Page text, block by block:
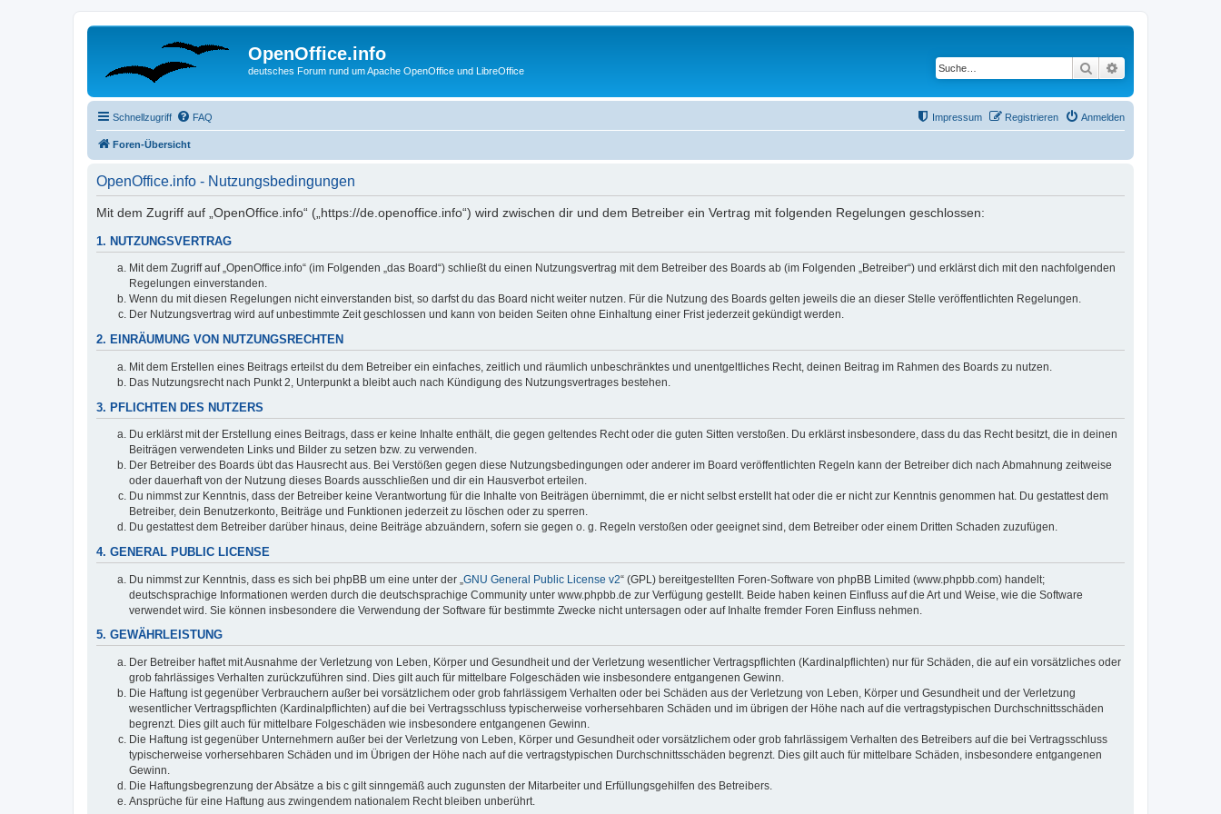
OpenOffice.info
deutsches Forum rund um Apache OpenOffice und LibreOffice Suche
Schnellzugriff FAQ Anmelden
Registrieren
Impressum
Foren-Übersicht
OpenOffice.info - Nutzungsbedingungen
Mit dem Zugriff auf „OpenOffice.info“ („https://de.openoffice.info“) wird zwischen dir und dem Betreiber ein Vertrag mit folgenden Regelungen geschlossen:
1. NUTZUNGSVERTRAG
Mit dem Zugriff auf „OpenOffice.info“ (im Folgenden „das Board“) schließt du einen Nutzungsvertrag mit dem Betreiber des Boards ab (im Folgenden „Betreiber“) und erklärst dich mit den nachfolgenden
Regelungen einverstanden.
Wenn du mit diesen Regelungen nicht einverstanden bist, so darfst du das Board nicht weiter nutzen. Für die Nutzung des Boards gelten jeweils die an dieser Stelle veröffentlichten Regelungen.
Der Nutzungsvertrag wird auf unbestimmte Zeit geschlossen und kann von beiden Seiten ohne Einhaltung einer Frist jederzeit gekündigt werden.
2. EINRÄUMUNG VON NUTZUNGSRECHTEN
Mit dem Erstellen eines Beitrags erteilst du dem Betreiber ein einfaches, zeitlich und räumlich unbeschränktes und unentgeltliches Recht, deinen Beitrag im Rahmen des Boards zu nutzen.
Das Nutzungsrecht nach Punkt 2, Unterpunkt a bleibt auch nach Kündigung des Nutzungsvertrages bestehen.
3. PFLICHTEN DES NUTZERS
Du erklärst mit der Erstellung eines Beitrags, dass er keine Inhalte enthält, die gegen geltendes Recht oder die guten Sitten verstoßen. Du erklärst insbesondere, dass du das Recht besitzt, die in deinen
Beiträgen verwendeten Links und Bilder zu setzen bzw. zu verwenden.
Der Betreiber des Boards übt das Hausrecht aus. Bei Verstößen gegen diese Nutzungsbedingungen oder anderer im Board veröffentlichten Regeln kann der Betreiber dich nach Abmahnung zeitweise
oder dauerhaft von der Nutzung dieses Boards ausschließen und dir ein Hausverbot erteilen.
Du nimmst zur Kenntnis, dass der Betreiber keine Verantwortung für die Inhalte von Beiträgen übernimmt, die er nicht selbst erstellt hat oder die er nicht zur Kenntnis genommen hat. Du gestattest dem
Betreiber, dein Benutzerkonto, Beiträge und Funktionen jederzeit zu löschen oder zu sperren.
Du gestattest dem Betreiber darüber hinaus, deine Beiträge abzuändern, sofern sie gegen o. g. Regeln verstoßen oder geeignet sind, dem Betreiber oder einem Dritten Schaden zuzufügen.
4. GENERAL PUBLIC LICENSE
Du nimmst zur Kenntnis, dass es sich bei phpBB um eine unter der „ GNU General Public License v2“ (GPL) bereitgestellten Foren-Software von phpBB Limited (www.phpbb.com) handelt;
deutschsprachige Informationen werden durch die deutschsprachige Community unter www.phpbb.de zur Verfügung gestellt. Beide haben keinen Einfluss auf die Art und Weise, wie die Software
verwendet wird. Sie können insbesondere die Verwendung der Software für bestimmte Zwecke nicht untersagen oder auf Inhalte fremder Foren Einfluss nehmen.
5. GEWÄHRLEISTUNG
Der Betreiber haftet mit Ausnahme der Verletzung von Leben, Körper und Gesundheit und der Verletzung wesentlicher Vertragspflichten (Kardinalpflichten) nur für Schäden, die auf ein vorsätzliches oder
grob fahrlässiges Verhalten zurückzuführen sind. Dies gilt auch für mittelbare Folgeschäden wie insbesondere entgangenen Gewinn.
Die Haftung ist gegenüber Verbrauchern außer bei vorsätzlichem oder grob fahrlässigem Verhalten oder bei Schäden aus der Verletzung von Leben, Körper und Gesundheit und der Verletzung
wesentlicher Vertragspflichten (Kardinalpflichten) auf die bei Vertragsschluss typischerweise vorhersehbaren Schäden und im übrigen der Höhe nach auf die vertragstypischen Durchschnittsschäden
begrenzt. Dies gilt auch für mittelbare Folgeschäden wie insbesondere entgangenen Gewinn.
Die Haftung ist gegenüber Unternehmern außer bei der Verletzung von Leben, Körper und Gesundheit oder vorsätzlichem oder grob fahrlässigem Verhalten des Betreibers auf die bei Vertragsschluss
typischerweise vorhersehbaren Schäden und im Übrigen der Höhe nach auf die vertragstypischen Durchschnittsschäden begrenzt. Dies gilt auch für mittelbare Schäden, insbesondere entgangenen
Gewinn.
Die Haftungsbegrenzung der Absätze a bis c gilt sinngemäß auch zugunsten der Mitarbeiter und Erfüllungsgehilfen des Betreibers.
Ansprüche für eine Haftung aus zwingendem nationalem Recht bleiben unberührt.